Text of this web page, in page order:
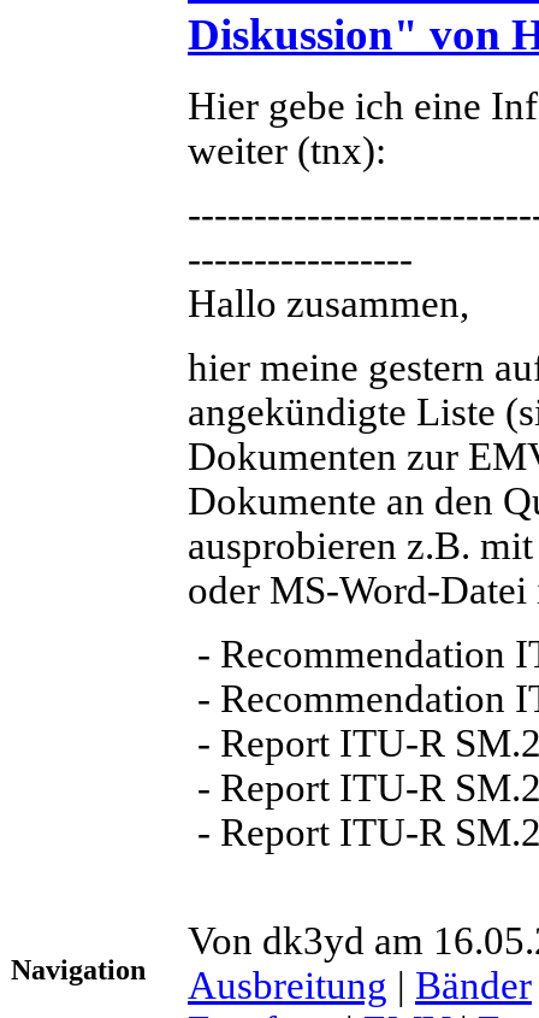
Navigation
Diskussion" von
Hier gebe ich eine
weiter (tnx):
-----------------
Hallo zusammen,
hier meine gestern
angekündigte Liste
Dokumenten zur
Dokumente an den
ausprobieren z.B.
oder MS-Word-Datei
- Recommendation
- Recommendation
- Report ITU-R
- Report ITU-R
- Report ITU-R
Von dk3yd am
Ausbreitung | Bänder